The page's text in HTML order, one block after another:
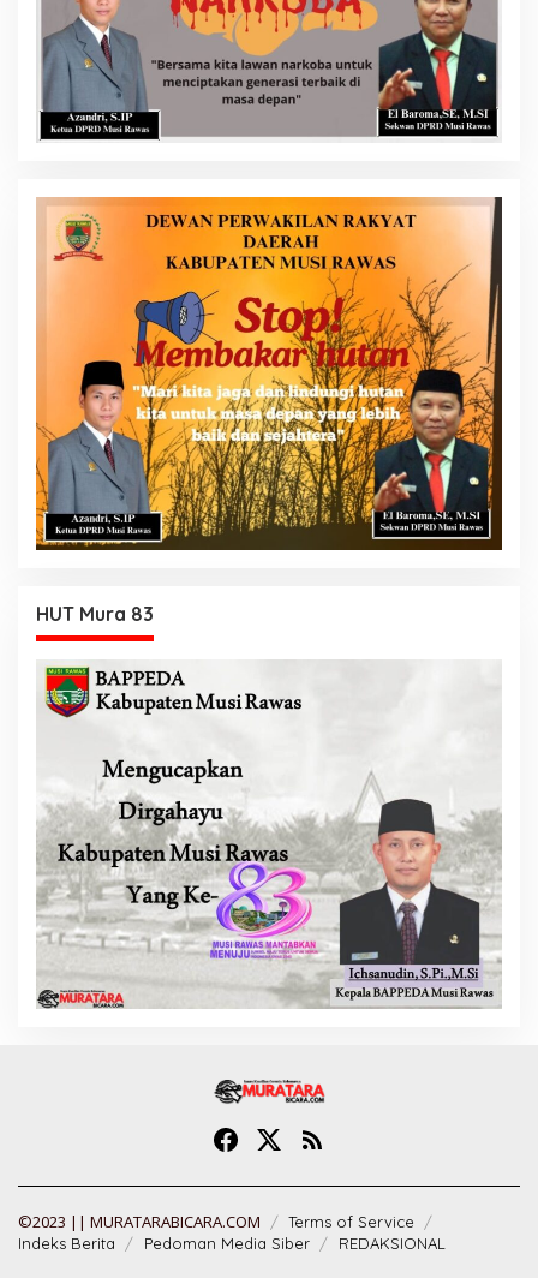
HUT Mura 83
©2023 || MURATARABICARA.COM
Terms of Service
Indeks Berita
Pedoman Media Siber REDAKSIONAL